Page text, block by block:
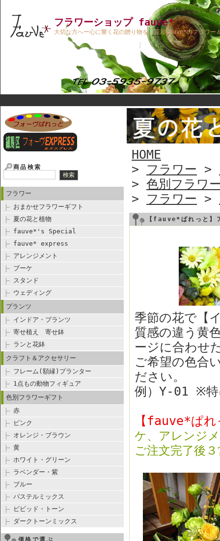
フラワーショップ fauve*
大切な方へー心に響く花の贈り物を。花屋fauve*のフラワー
商品検索
フラワー
おまかせフラワーギフト
夏の花と植物
fauve*'s Special
fauve* express
アレンジメント
ブーケ
スタンド
ウェディング
プランツ
インドア・プランツ
寄せ植え 寄せ鉢
ランと花鉢
クラフト＆アクセサリー
フレーム(額縁)プランター
1点もの動物フィギュア
色別フラワーギフト
赤
ピンク
オレンジ・ブラウン
黄
ホワイト・グリーン
ラベンダー・紫
ブルー
パステルミックス
ビビッド・トーン
ダークトーンミックス
価格で選ぶ
HOME
> フラワー >
> 色別フラワ
> フラワー >
【fauve*ぱれっと】
季節の花で【
質感の違う黄
ージに合わせ
ご希望の色合
ださい。
例）Y-01 ※特
【fauve*ぱれ
ケ、アレンジ
ご注文完了後